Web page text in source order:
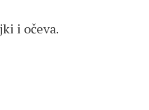
i očeva.